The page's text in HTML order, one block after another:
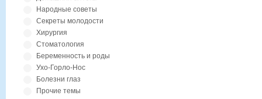
Народные советы
Секреты молодости
Хирургия
Стоматология
Беременность и роды
Ухо-Горло-Нос
Болезни глаз
Прочие темы